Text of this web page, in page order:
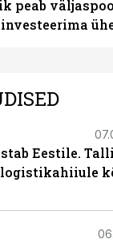
peab
Eestile.